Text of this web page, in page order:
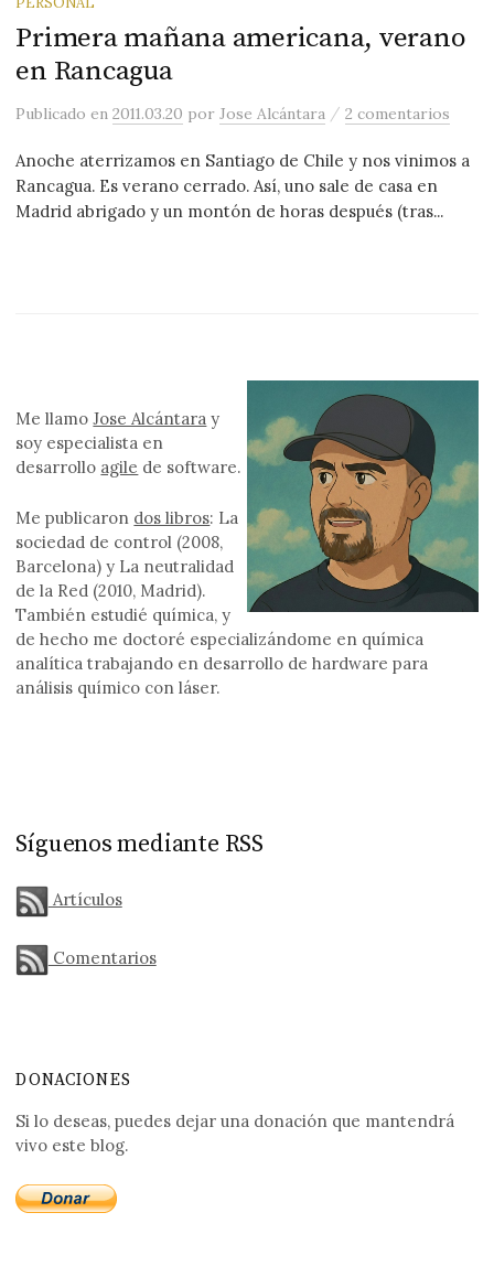
Primera mañana americana, verano
en Rancagua
Publicadoen2011.03.20 porJose Alcántara /2 comentarios
Anoche aterrizamos en Santiago de Chile y nos vinimos a
Rancagua. Es verano cerrado. Así, uno sale de casa en
Madrid abrigado y un montón de horas después (tras...
Me llamoJose Alcántara y
soy especialista en
desarrollo agile de software.
Me publicaron dos libros: La
sociedad de control (2008,
Barcelona) y La neutralidad
de la Red (2010, Madrid).
También estudié química, y
de hecho me doctoré especializándome en química
analítica trabajando en desarrollo de hardware para
análisis químico con láser.
Síguenos mediante RSS
Artículos
Comentarios
DONACIONES
Si lo deseas, puedes dejar una donación que mantendrá
vivo este blog.